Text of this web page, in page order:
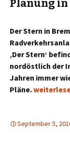
Planung
Der Stern in
‚Der Stern‘
nordöstlich der
Jahren immer
Pläne.Ein
September 5,